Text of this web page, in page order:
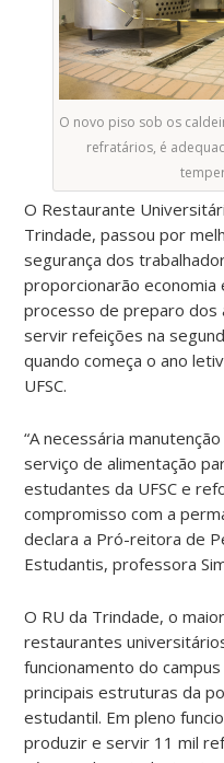
O novo piso sob os
refratários, é
O Restaurante
Trindade, passou por
segurança dos
proporcionarão economia
processo de preparo dos
servir refeições na
quando começa o ano
UFSC.
“A necessária
serviço de alimentação
estudantes da UFSC e
compromisso com a
declara a Pró-reitora de
Estudantis, professora
O RU da Trindade, o
restaurantes
funcionamento do
principais estruturas da
estudantil. Em pleno
produzir e servir 11 mil